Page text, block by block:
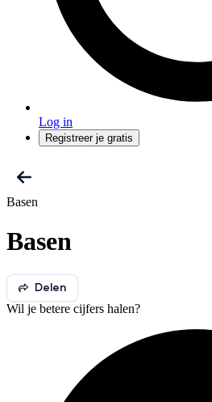
Log in
Registreer je gratis
Basen
Basen
Delen
Wil je betere cijfers halen?